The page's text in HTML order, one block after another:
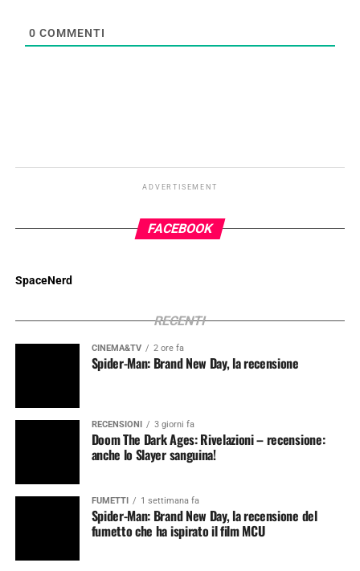
0 COMMENTI
ADVERTISEMENT
FACEBOOK
SpaceNerd
RECENTI
CINEMA&TV 2 ore fa
Spider-Man: Brand New Day, la recensione
RECENSIONI 3 giorni fa
Doom The Dark Ages: Rivelazioni – recensione:
anche lo Slayer sanguina!
FUMETTI 1 settimana fa
Spider-Man: Brand New Day, la recensione del
fumetto che ha ispirato il film MCU